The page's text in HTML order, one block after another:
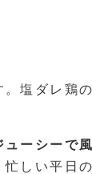
塩ダレ鶏
ーシーで
しい平日